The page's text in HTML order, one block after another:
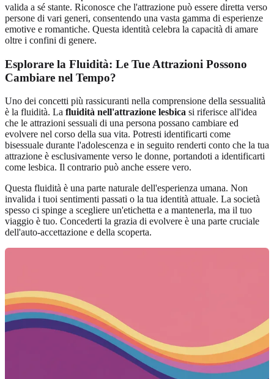
valida a sé stante. Riconosce che l'attrazione può essere diretta verso
persone di vari generi, consentendo una vasta gamma di esperienze
emotive e romantiche. Questa identità celebra la capacità di amare
oltre i confini di genere.
Esplorare la Fluidità: Le Tue Attrazioni Possono
Cambiare nel Tempo?
Uno dei concetti più rassicuranti nella comprensione della sessualità
è la fluidità. La fluidità nell'attrazione lesbica si riferisce all'idea
che le attrazioni sessuali di una persona possano cambiare ed
evolvere nel corso della sua vita. Potresti identificarti come
bisessuale durante l'adolescenza e in seguito renderti conto che la tua
attrazione è esclusivamente verso le donne, portandoti a identificarti
come lesbica. Il contrario può anche essere vero.
Questa fluidità è una parte naturale dell'esperienza umana. Non
invalida i tuoi sentimenti passati o la tua identità attuale. La società
spesso ci spinge a scegliere un'etichetta e a mantenerla, ma il tuo
viaggio è tuo. Concederti la grazia di evolvere è una parte cruciale
dell'auto-accettazione e della scoperta.